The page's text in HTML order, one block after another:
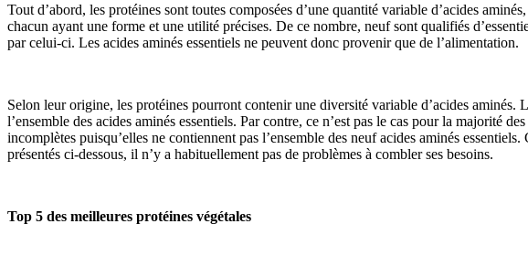
Tout d’abord, les protéines sont toutes composées d’une quantité variable d’acides
chacun ayant une forme et une utilité précises. De ce nombre, neuf sont qualifiés
par celui-ci. Les acides aminés essentiels ne peuvent donc provenir que de l’alimentation.
Selon leur origine, les protéines pourront contenir une diversité variable d’acides
l’ensemble des acides aminés essentiels. Par contre, ce n’est pas le cas pour la majorité
incomplètes puisqu’elles ne contiennent pas l’ensemble des neuf acides aminés
présentés ci-dessous, il n’y a habituellement pas de problèmes à combler ses besoins.
Top 5 des meilleures protéines végétales